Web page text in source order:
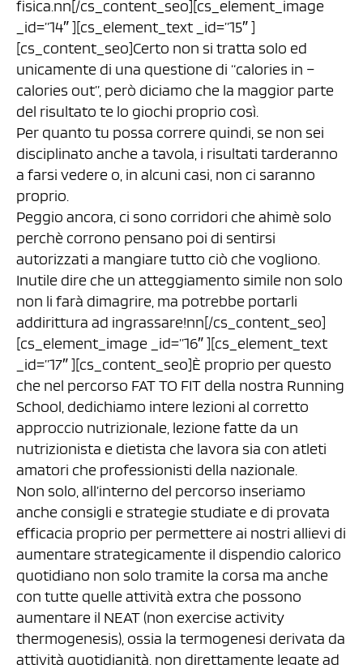
fisica.nn[/cs_content_seo][cs_element_image
_id=”14″ ][cs_element_text _id=”15″ ]
[cs_content_seo]Certo non si tratta solo ed
unicamente di una questione di “calories in –
calories out”, però diciamo che la maggior parte
del risultato te lo giochi proprio così.
Per quanto tu possa correre quindi, se non sei
disciplinato anche a tavola, i risultati tarderanno
a farsi vedere o, in alcuni casi, non ci saranno
proprio.
Peggio ancora, ci sono corridori che ahimè solo
perchè corrono pensano poi di sentirsi
autorizzati a mangiare tutto ciò che vogliono.
Inutile dire che un atteggiamento simile non solo
non li farà dimagrire, ma potrebbe portarli
addirittura ad ingrassare!nn[/cs_content_seo]
[cs_element_image _id=”16″ ][cs_element_text
_id=”17″ ][cs_content_seo]È proprio per questo
che nel percorso FAT TO FIT della nostra Running
School, dedichiamo intere lezioni al corretto
approccio nutrizionale, lezione fatte da un
nutrizionista e dietista che lavora sia con atleti
amatori che professionisti della nazionale.
Non solo, all’interno del percorso inseriamo
anche consigli e strategie studiate e di provata
efficacia proprio per permettere ai nostri allievi di
aumentare strategicamente il dispendio calorico
quotidiano non solo tramite la corsa ma anche
con tutte quelle attività extra che possono
aumentare il NEAT (non exercise activity
thermogenesis), ossia la termogenesi derivata da
attività quotidianità, non direttamente legate ad